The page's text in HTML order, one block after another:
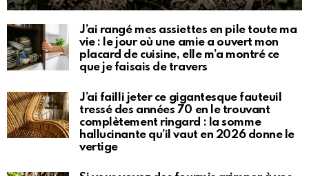
J’ai rangé mes assiettes en pile toute ma
vie : le jour où une amie a ouvert mon
placard de cuisine, elle m’a montré ce
que je faisais de travers
J’ai failli jeter ce gigantesque fauteuil
tressé des années 70 en le trouvant
complètement ringard : la somme
hallucinante qu’il vaut en 2026 donne le
vertige